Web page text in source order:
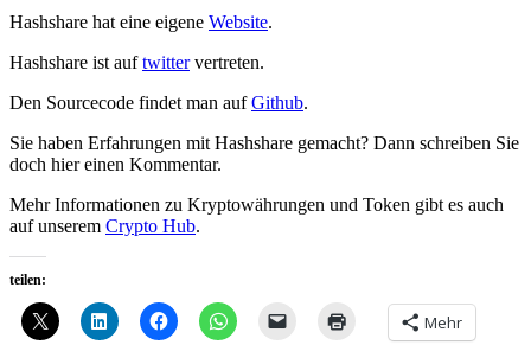
Hashshare hat eine eigene Website.
Hashshare ist auftwittervertreten.
Den Sourcecode findet man aufGithub.
Sie haben Erfahrungen mit Hashshare gemacht? Dann schreiben Sie
doch hier einen Kommentar.
Mehr Informationen zu Kryptowährungen und Token gibt es auch
auf unserem Crypto Hub.
teilen:
Mehr